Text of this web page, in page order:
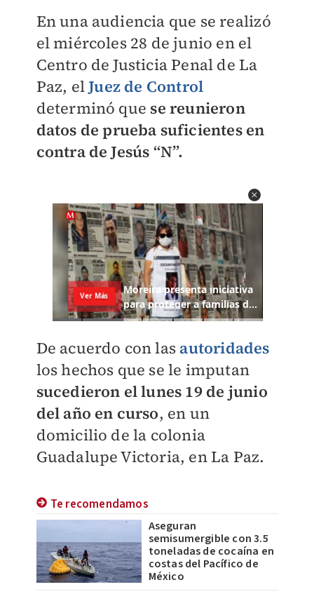
En una audiencia que se realizó
el miércoles 28 de junio en el
Centro de Justicia Penal de La
Paz, elJuez de Control
determinó que se reunieron
datos de prueba suficientes en
contra de Jesús “N”.
De acuerdo con las autoridades
los hechos que se le imputan
sucedieron el lunes 19 de junio
del año en curso, en un
domicilio de la colonia
Guadalupe Victoria, en La Paz.
Te recomendamos
Aseguran
semisumergible con 3.5
toneladas de cocaína en
costas del Pacífico de
México